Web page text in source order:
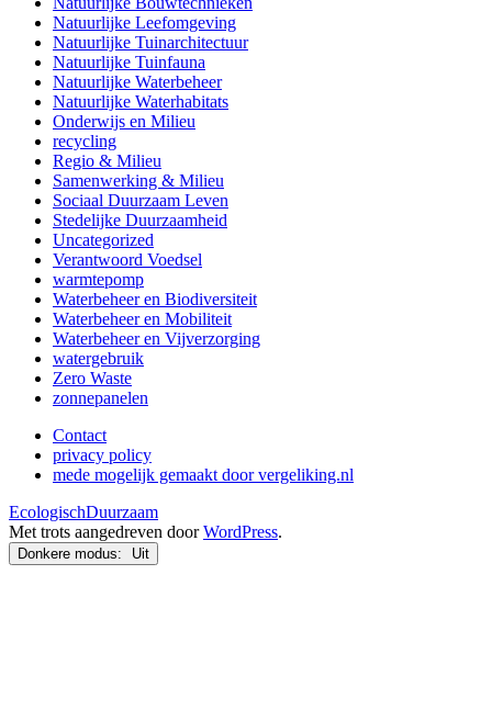
Natuurlijke Leefomgeving
Natuurlijke Tuinarchitectuur
Natuurlijke Tuinfauna
Natuurlijke Waterbeheer
Natuurlijke Waterhabitats
Onderwijs en Milieu
recycling
Regio & Milieu
Samenwerking & Milieu
Sociaal Duurzaam Leven
Stedelijke Duurzaamheid
Uncategorized
Verantwoord Voedsel
warmtepomp
Waterbeheer en Biodiversiteit
Waterbeheer en Mobiliteit
Waterbeheer en Vijverzorging
watergebruik
Zero Waste
zonnepanelen
Contact
privacy policy
mede mogelijk gemaakt door vergeliking.nl
EcologischDuurzaam
Met trots aangedreven doorWordPress.
Donkere modus: